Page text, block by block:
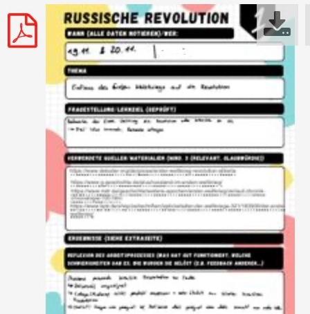
Allgemein(20)
Ausbildung(1)
Berufsschule(4)
Gesellschaftswissenschaften
Erdkunde(1)
Geschichte(5)
Religion(1)
Sozialwissenschaften(2)
literarisch-künstlerisch-musische Fächer
Kunst(2)
Musik(1)
(13)